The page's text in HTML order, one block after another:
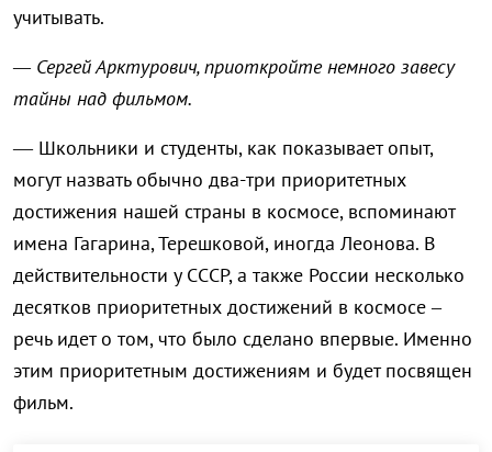
учитывать.
— Сергей Арктурович, приоткройте немного завесу
тайны над фильмом.
— Школьники и студенты, как показывает опыт,
могут назвать обычно два-три приоритетных
достижения нашей страны в космосе, вспоминают
имена Гагарина, Терешковой, иногда Леонова. В
действительности у СССР, а также России несколько
десятков приоритетных достижений в космосе –
речь идет о том, что было сделано впервые. Именно
этим приоритетным достижениям и будет посвящен
фильм.